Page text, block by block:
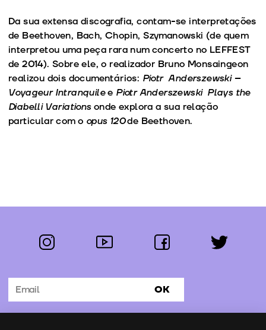
Da sua extensa discografia, contam-se interpretações
de Beethoven, Bach, Chopin, Szymanowski (de quem
interpretou uma peça rara num concerto no LEFFEST
de 2014). Sobre ele, o realizador Bruno Monsaingeon
realizou dois documentários: Piotr Anderszewski –
Voyageur Intranquilee Piotr Anderszewski Plays the
Diabelli Variationsonde explora a sua relação
particular com o opus 120de Beethoven.
Segue-nos:
instagram youtube facebook twitter
Subscrever Newsletter OK